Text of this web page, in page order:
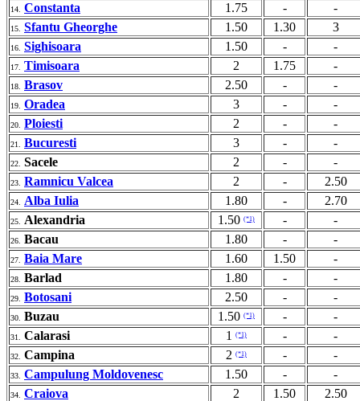
14. Constanta 1.75 - -
15. Sfantu Gheorghe 1.50 1.30 3
16. Sighisoara 1.50 - -
17. Timisoara 2 1.75 -
18. Brasov 2.50 - -
19. Oradea 3 - -
20. Ploiesti 2 - -
21. Bucuresti 3 - -
22. Sacele 2 - -
23. Ramnicu Valcea 2 - 2.50
24. Alba Iulia 1.80 - 2.70
25. Alexandria 1.50 (*1) - -
26. Bacau 1.80 - -
27. Baia Mare 1.60 1.50 -
28. Barlad 1.80 - -
29. Botosani 2.50 - -
30. Buzau 1.50 (*1) - -
31. Calarasi 1 (*1) - -
32. Campina 2 (*1) - -
33. Campulung Moldovenesc 1.50 - -
34. Craiova 2 1.50 2.50